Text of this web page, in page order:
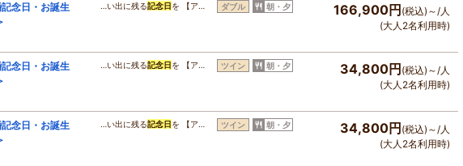
記念日・お誕生
…い出に残る記念日を 【ア… ダブル 朝・夕 166,900円 (税込)～/人
(大人2名利用時)
記念日・お誕生
…い出に残る記念日を 【ア… ツイン 朝・夕 34,800円 (税込)～/人
(大人2名利用時)
記念日・お誕生
…い出に残る記念日を 【ア… ツイン 朝・夕 34,800円 (税込)～/人
(大人2名利用時)